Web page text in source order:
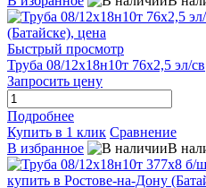
Быстрый просмотр
Труба 08/12х18н10т 76х2,5 эл/св
Запросить цену
Подробнее
Купить в 1 клик Сравнение
В избранное
В